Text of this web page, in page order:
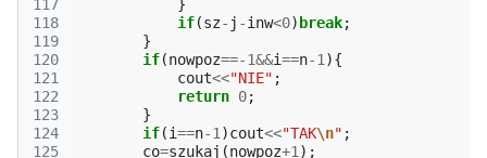
117
118
119
120
121
122
123
124
125
}
if(sz- j -inw<0) break;
}
if(nowpoz==-1&&i==n-1 ){
cout<<"NIE" ;
return 0;
}
if(i==n-1 )cout<<"TAK\n" ;
co=szukaj (nowpoz+1 );